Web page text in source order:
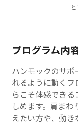
プログラム内
ハンモックのサ
れるように動く
らこそ体感でき
しめます。肩ま
えたい方や、動